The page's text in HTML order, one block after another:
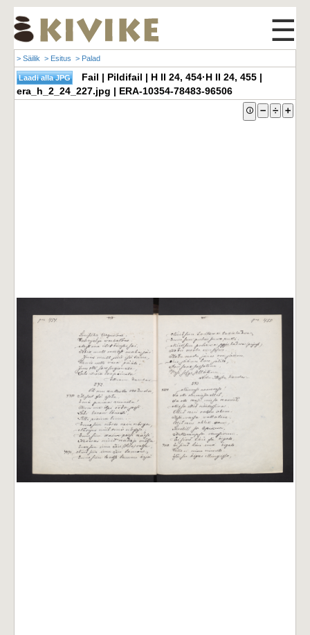
☰
> Säilik > Esitus > Palad
Fail | Pildifail | H II 24, 454·H II 24, 455 |
era_h_2_24_227.jpg | ERA-10354-78483-96506